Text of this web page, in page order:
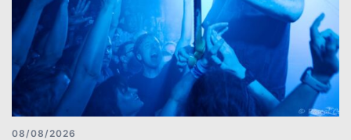
08/08/2026